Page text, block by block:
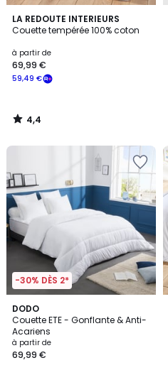
LA REDOUTE INTERIEURS
Couette tempérée 100% coton
à partir de
59,49 €
69,99 €
4,4
/ 5
4,4
/
-30% DÈS 2*
DODO
Couette ETE - Gonflante & Anti-
Acariens
à partir de
69,99 €
4,5
/ 5